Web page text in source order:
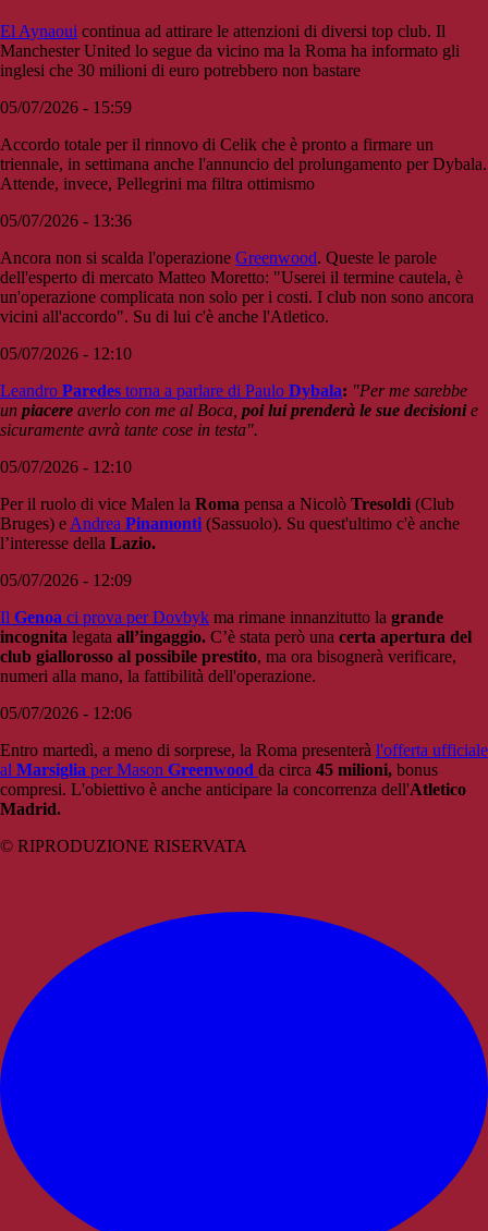
El Aynaoui continua ad attirare le attenzioni di diversi top club. Il
Manchester United lo segue da vicino ma la Roma ha informato gli
inglesi che 30 milioni di euro potrebbero non bastare
05/07/2026 - 15:59
Accordo totale per il rinnovo di Celik che è pronto a firmare un
triennale, in settimana anche l'annuncio del prolungamento per Dybala.
Attende, invece, Pellegrini ma filtra ottimismo
05/07/2026 - 13:36
Ancora non si scalda l'operazione Greenwood. Queste le parole
dell'esperto di mercato Matteo Moretto: "Userei il termine cautela, è
un'operazione complicata non solo per i costi. I club non sono ancora
vicini all'accordo". Su di lui c'è anche l'Atletico.
05/07/2026 - 12:10
Leandro Paredes torna a parlare di Paulo Dybala: "Per me sarebbe
un piacere averlo con me al Boca, poi lui prenderà le sue decisionie
sicuramente avrà tante cose in testa".
05/07/2026 - 12:10
Per il ruolo di vice Malen la Roma pensa a Nicolò Tresoldi (Club
Bruges) eAndrea Pinamonti (Sassuolo). Su quest'ultimo c'è anche
l’interesse della Lazio.
05/07/2026 - 12:09
Il Genoa ci prova per Dovbyk ma rimane innanzitutto la grande
incognita legata all’ingaggio. C’è stata però una certa apertura del
club giallorosso al possibile prestito, ma ora bisognerà verificare,
numeri alla mano, la fattibilità dell'operazione.
05/07/2026 - 12:06
Entro martedì, a meno di sorprese, la Roma presenterà l'offerta ufficiale
al Marsiglia per Mason Greenwood da circa 45 milioni, bonus
compresi. L'obiettivo è anche anticipare la concorrenza dell'Atletico
Madrid.
© RIPRODUZIONE RISERVATA